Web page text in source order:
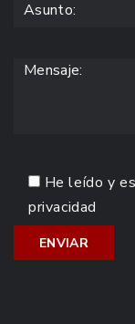
He leído y
privacidad